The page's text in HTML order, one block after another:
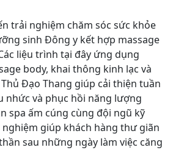
trải nghiệm chăm sóc sức khỏe
sinh Đông y kết hợp massage
liệu trình tại đây ứng dụng
body, khai thông kinh lạc và
Đạo Thang giúp cải thiện tuần
nhức và phục hồi năng lượng
spa ấm cúng cùng đội ngũ kỹ
giúp khách hàng thư giãn
sau những ngày làm việc căng